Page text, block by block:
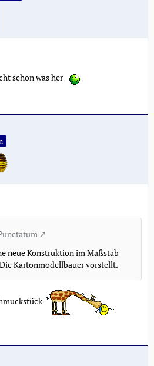
schon was her
neue Konstruktion im Maßstab
Kartonmodellbauer vorstellt.